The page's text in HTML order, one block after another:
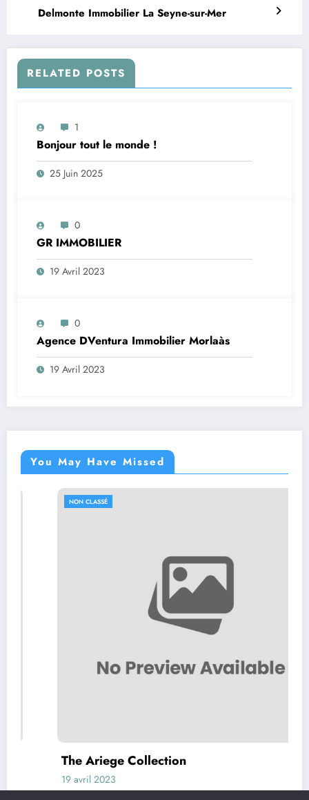
Delmonte Immobilier La Seyne-sur-Mer
RELATED POSTS
1
Bonjour tout le monde !
25 Juin 2025
0
GR IMMOBILIER
19 Avril 2023
0
Agence DVentura Immobilier Morlaàs
19 Avril 2023
You May Have Missed
NON CLASSÉ
The Ariege Collection
19 avril 2023